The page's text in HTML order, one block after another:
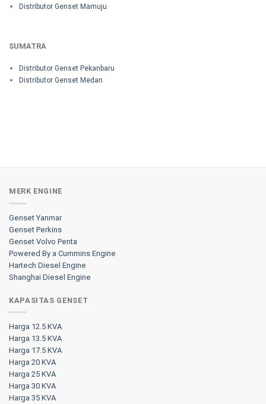
Distributor Genset Mamuju
SUMATRA
Distributor Genset Pekanbaru
Distributor Genset Medan
MERK ENGINE
Genset Yanmar
Genset Perkins
Genset Volvo Penta
Powered By a Cummins Engine
Hartech Diesel Engine
Shanghai Diesel Engine
KAPASITAS GENSET
Harga 12.5 KVA
Harga 13.5 KVA
Harga 17.5 KVA
Harga 20 KVA
Harga 25 KVA
Harga 30 KVA
Harga 35 KVA